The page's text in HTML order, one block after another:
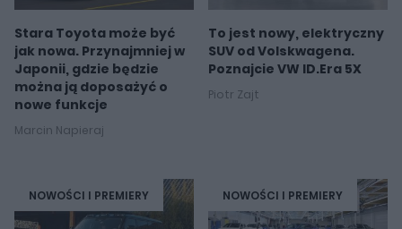
Stara Toyota może być
jak nowa. Przynajmniej w
Japonii, gdzie będzie
można ją doposażyć o
nowe funkcje
Marcin Napieraj
To jest nowy, elektryczny
SUV od Volskwagena.
Poznajcie VW ID.Era 5X
Piotr Zajt
NOWOŚCI I PREMIERY NOWOŚCI I PREMIERY